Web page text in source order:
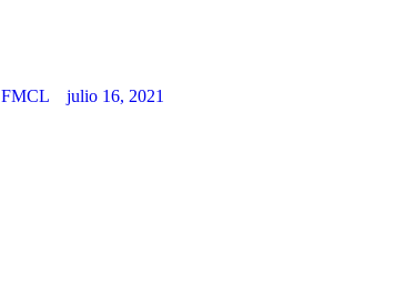
FMCL julio 16, 2021